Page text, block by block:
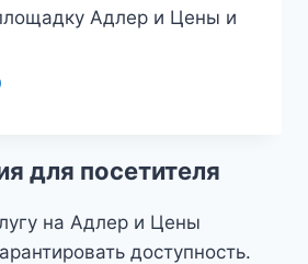
Адлер и Цены и
для посетителя
на Адлер и Цены
доступность.